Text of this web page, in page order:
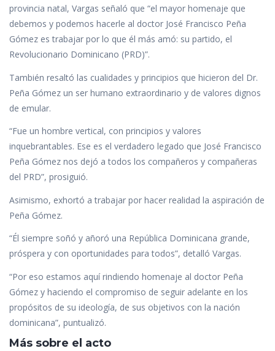
provincia natal, Vargas señaló que “el mayor homenaje que
debemos y podemos hacerle al doctor José Francisco Peña
Gómez es trabajar por lo que él más amó: su partido, el
Revolucionario Dominicano (PRD)”.
También resaltó las cualidades y principios que hicieron del Dr.
Peña Gómez un ser humano extraordinario y de valores dignos
de emular.
“Fue un hombre vertical, con principios y valores
inquebrantables. Ese es el verdadero legado que José Francisco
Peña Gómez nos dejó a todos los compañeros y compañeras
del PRD”, prosiguió.
Asimismo, exhortó a trabajar por hacer realidad la aspiración de
Peña Gómez.
“Él siempre soñó y añoró una República Dominicana grande,
próspera y con oportunidades para todos”, detalló Vargas.
“Por eso estamos aquí rindiendo homenaje al doctor Peña
Gómez y haciendo el compromiso de seguir adelante en los
propósitos de su ideología, de sus objetivos con la nación
dominicana”, puntualizó.
Más sobre el acto